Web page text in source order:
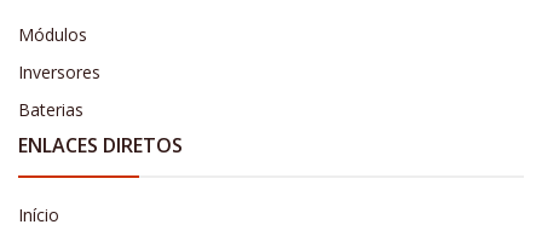
Módulos
Inversores
Baterias
ENLACES DIRETOS
Início